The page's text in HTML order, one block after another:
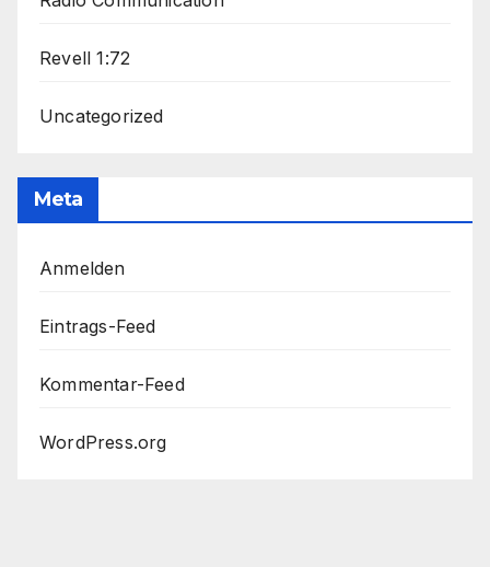
Revell 1:72
Uncategorized
Meta
Anmelden
Eintrags-Feed
Kommentar-Feed
WordPress.org